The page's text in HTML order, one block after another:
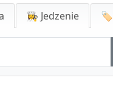
👩‍🍳 Jedzenie 🏷️